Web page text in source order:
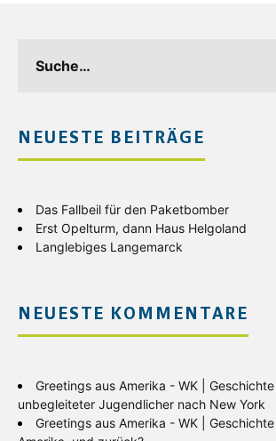
NEUESTE BEITRÄGE
Das Fallbeil für den Paketbomber
Erst Opelturm, dann Haus Helgoland
Langlebiges Langemarck
NEUESTE KOMMENTARE
Greetings aus Amerika - WK | Geschichte
unbegleiteter Jugendlicher nach New York
Greetings aus Amerika - WK | Geschichte